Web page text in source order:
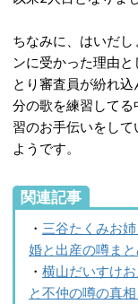
ちなみに、はいだ
ンに受かった理由
とり審査員が紛れ
分の歌を練習して
習のお手伝いをし
ようです。
関連記事
・ 三谷たくみお
婚と出産の噂ま
・ 横山だいすけ
と不仲の噂の真